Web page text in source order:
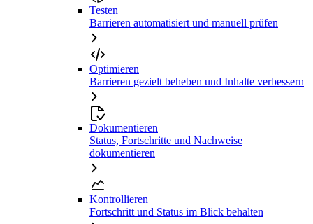
Testen
Barrieren automatisiert und manuell prüfen
Optimieren
Barrieren gezielt beheben und Inhalte verbessern
Dokumentieren
Status, Fortschritte und Nachweise
dokumentieren
Kontrollieren
Fortschritt und Status im Blick behalten